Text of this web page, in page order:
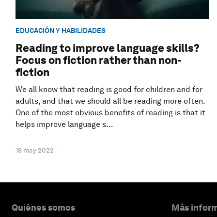
EDUCACIÓN Y HABILIDADES
Reading to improve language skills?
Focus on fiction rather than non-
fiction
We all know that reading is good for children and for
adults, and that we should all be reading more often.
One of the most obvious benefits of reading is that it
helps improve language s...
18 may 2022
Quiénes somos Más